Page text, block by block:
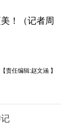
！（记者周
【责任编辑:赵文涵 】